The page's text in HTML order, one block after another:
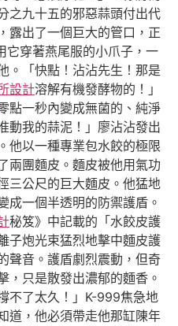
之九十五的邪惡蒜頭付出代
露出了一個巨大的管口，正
它穿著燕尾服的小爪子，一
。「快點！沾沾先生！那是
設計溶解有機發酵物的！」
點一秒內變成無菌的、純淨
動我的蒜泥！」廖沾沾發出
他以一種專業包水餃的極限
兩團麵皮。麵皮被他用氣功
三公尺的巨大麵皮。他猛地
成一個半透明的防禦護盾。
秘笈》中記載的「水餃皮護
子炮光束猛烈地擊中麵皮護
聲音。護盾劇烈震動，但奇
，只是散發出濃郁的麵香。
不了太久！」K-999焦急地
道，他必須帶走他那缸陳年